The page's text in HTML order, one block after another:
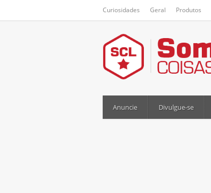
Curiosidades Geral Produtos
Anuncie Divulgue-se